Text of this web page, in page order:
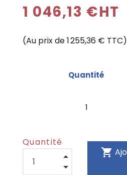
1 046,13 €HT
(Au prix de 1 255,36 € TTC)
Quantité
1
Quantité
shopping_cart Ajouter au panier /